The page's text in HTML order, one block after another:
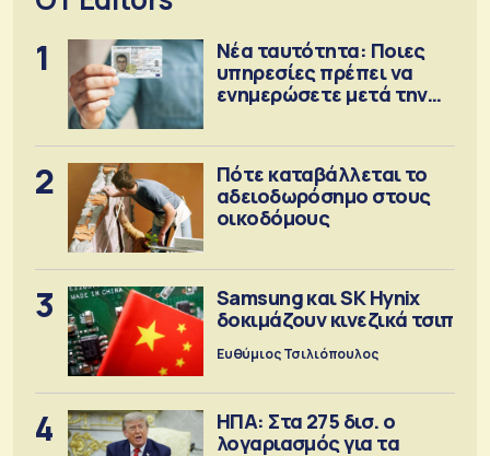
1
Νέα ταυτότητα: Ποιες
υπηρεσίες πρέπει να
ενημερώσετε μετά την
2
Πότε καταβάλλεται το
αδειοδωρόσημο στους
οικοδόμους
3
Samsung και SK Hynix
δοκιμάζουν κινεζικά τσιπ
Ευθύμιος Τσιλιόπουλος
4
ΗΠΑ: Στα 275 δισ. ο
λογαριασμός για τα